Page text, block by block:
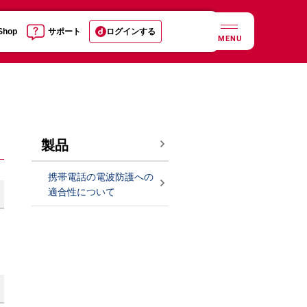
サポート ログインする
MENU
製品
携帯電話の電波防護への
適合性について